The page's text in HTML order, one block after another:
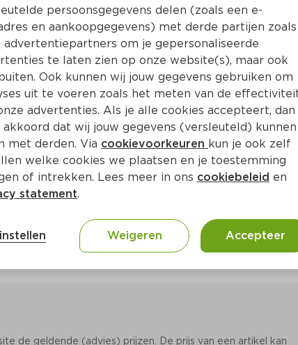
Toevoegen
de geldende (advies) prijzen. De prijs van een artikel kan
persoonsgegevens delen (zoals een e-
en aankoopgegevens) met derde partijen zoals
advertentiepartners om je gepersonaliseerde
te laten zien op onze website(s), maar ook
Ook kunnen wij jouw gegevens gebruiken om
uit te voeren zoals het meten van de
advertenties. Als je alle cookies accepteert, dan
akkoord dat wij jouw gegevens (versleuteld) kunnen
met derden. Via cookievoorkeuren kun je ook zelf
welke cookies we plaatsen en je toestemming
of intrekken. Lees meer in ons cookiebeleid en
statement.
Weigeren Accepteer